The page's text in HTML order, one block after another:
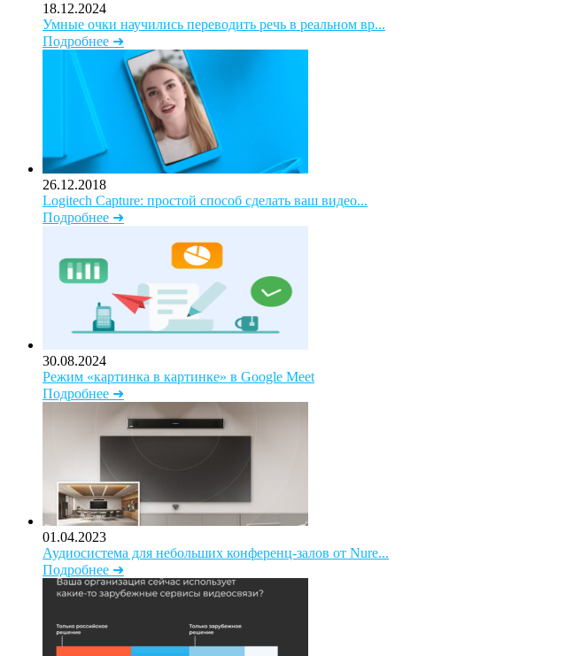
18.12.2024
Умные очки научились переводить речь в реальном вр...
Подробнее ➜
26.12.2018
Logitech Capture: простой способ сделать ваш видео...
Подробнее ➜
30.08.2024
Режим «картинка в картинке» в Google Meet
Подробнее ➜
01.04.2023
Аудиосистема для небольших конференц-залов от Nure...
Подробнее ➜